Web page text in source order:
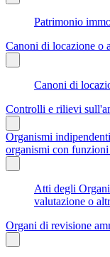
Patrimonio
Canoni di locazione o
Canoni di
Controlli e rilievi
Organismi
organismi con funzioni
Atti degli
valutazione o
Organi di revisione